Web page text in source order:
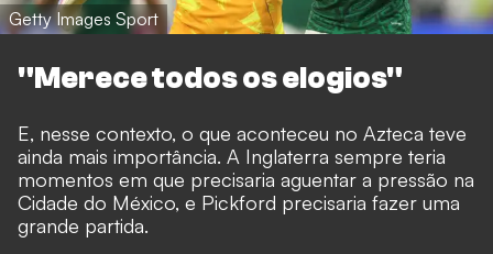
Getty Images Sport
"Merece todos os elogios"
E, nesse contexto, o que aconteceu no Azteca teve
ainda mais importância. A Inglaterra sempre teria
momentos em que precisaria aguentar a pressão na
Cidade do México, e Pickford precisaria fazer uma
grande partida.